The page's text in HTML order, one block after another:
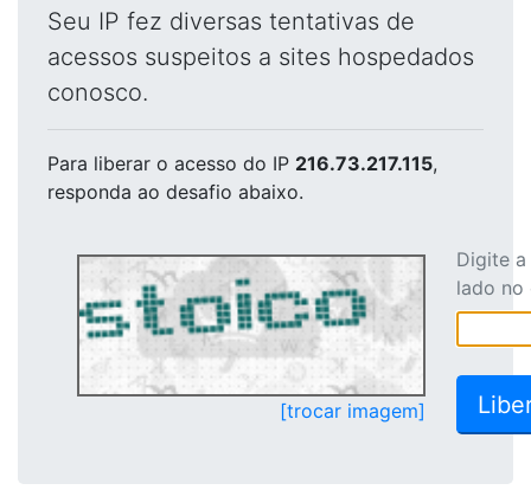
Seu IP fez diversas tentativas de
acessos suspeitos a sites hospedados
conosco.
Para liberar o acesso do IP 216.73.217.115,
responda ao desafio abaixo.
[trocar imagem]
Digite
lado no